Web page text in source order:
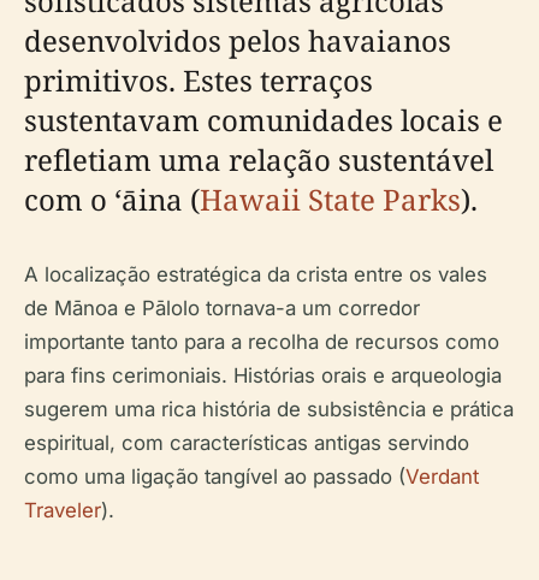
desenvolvidos pelos havaianos
primitivos. Estes terraços
sustentavam comunidades locais e
refletiam uma relação sustentável
com o ʻāina (Hawaii State Parks).
A localização estratégica da crista entre os vales
de Mānoa e Pālolo tornava-a um corredor
importante tanto para a recolha de recursos como
para fins cerimoniais. Histórias orais e arqueologia
sugerem uma rica história de subsistência e prática
espiritual, com características antigas servindo
como uma ligação tangível ao passado (Verdant
Traveler).